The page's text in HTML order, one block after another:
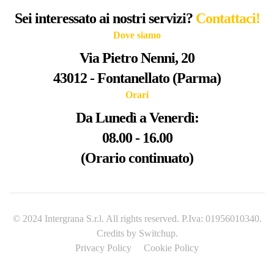
Sei interessato ai nostri servizi? Contattaci!
Dove siamo
Via Pietro Nenni, 20
43012 - Fontanellato (Parma)
Orari
Da Lunedì a Venerdì:
08.00 - 16.00
(Orario continuato)
© 2024 Intergrana S.r.l. All rights reserved. P.Iva: 01956010340.
Credits by Switchup.
Privacy Policy
Cookie Policy